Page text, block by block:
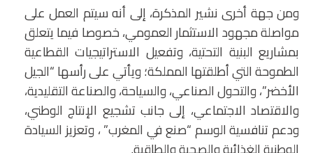
ومن جهة أخرى نشير المذكرة، إلى أنه سيتم العمل على
مواصلة مجهود الاستثمار العمومي، خصوصا فيما يتعلق
بمشاريع البنية التحتية، وتفعيل الاستراتيجيات القطاعية
الطموحة التي أطلقتها المملكة؛ ويأتي على رأسها “الجيل
الأخضر”، والتحول الصناعي، والسياحة، والصناعة التقليدية،
والاقتصاد الاجتماعي، إلى جانب تشجيع الإنتاج الوطني،
ودعم تنافسية الوسم “صنع في المغرب” ، وتعزيز السيادة